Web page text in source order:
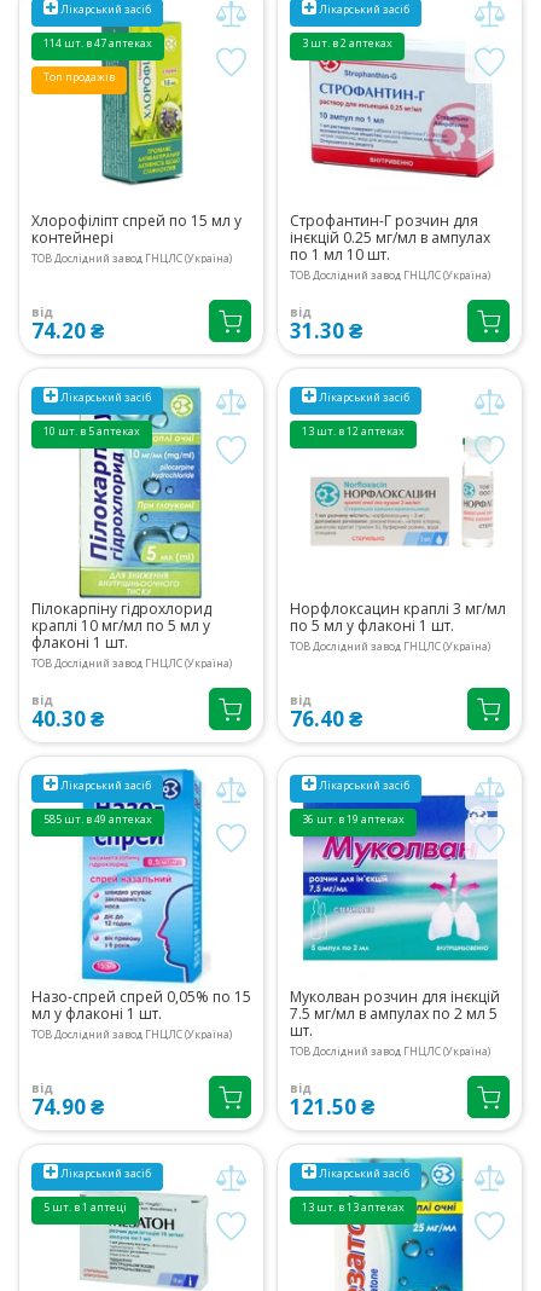
Лікарський засіб
114 шт. в 47 аптеках
Топ продажів
Хлорофіліпт спрей по 15 мл у
контейнері
ТОВ Дослідний завод ГНЦЛС (Україна)
від
74.20 ₴
Лікарський засіб
3 шт. в 2 аптеках
Строфантин-Г розчин для
інєкцій 0.25 мг/мл в ампулах
по 1 мл 10 шт.
ТОВ Дослідний завод ГНЦЛС (Україна)
від
31.30 ₴
Лікарський засіб
10 шт. в 5 аптеках
Пілокарпіну гідрохлорид
краплі 10 мг/мл по 5 мл у
флаконі 1 шт.
ТОВ Дослідний завод ГНЦЛС (Україна)
від
40.30 ₴
Лікарський засіб
13 шт. в 12 аптеках
Норфлоксацин краплі 3 мг/мл
по 5 мл у флаконі 1 шт.
ТОВ Дослідний завод ГНЦЛС (Україна)
від
76.40 ₴
Лікарський засіб
585 шт. в 49 аптеках
Назо-спрей спрей 0,05% по 15
мл у флаконі 1 шт.
ТОВ Дослідний завод ГНЦЛС (Україна)
від
74.90 ₴
Лікарський засіб
36 шт. в 19 аптеках
Муколван розчин для інєкцій
7.5 мг/мл в ампулах по 2 мл 5
шт.
ТОВ Дослідний завод ГНЦЛС (Україна)
від
121.50 ₴
Лікарський засіб
5 шт. в 1 аптеці
Лікарський засіб
13 шт. в 13 аптеках